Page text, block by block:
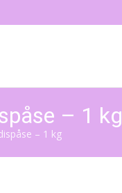
– 1 kg
– 1 kg